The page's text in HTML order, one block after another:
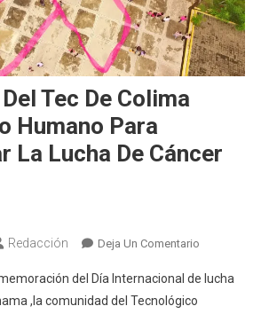
Tec De Colima
Humano Para
La Lucha De Cáncer
Redacción Deja Un ComentarioEn
Del
del Día Internacional de lucha
,la comunidad del Tecnológico